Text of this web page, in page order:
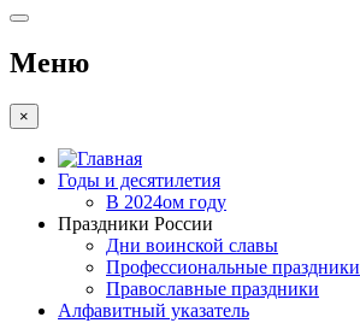
Меню
×
Годы и десятилетия
В 2024ом году
Праздники России
Дни воинской славы
Профессиональные праздники
Православные праздники
Алфавитный указатель